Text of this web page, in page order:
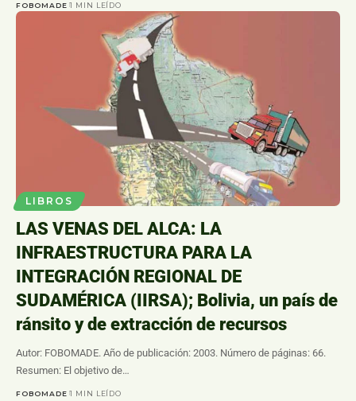
FOBOMADE 1 MIN LEÍDO
LIBROS
LAS VENAS DEL ALCA: LA
INFRAESTRUCTURA PARA LA
INTEGRACIÓN REGIONAL DE
SUDAMÉRICA (IIRSA); Bolivia, un país de
ránsito y de extracción de recursos
Autor: FOBOMADE. Año de publicación: 2003. Número de páginas: 66.
Resumen: El objetivo de…
FOBOMADE 1 MIN LEÍDO